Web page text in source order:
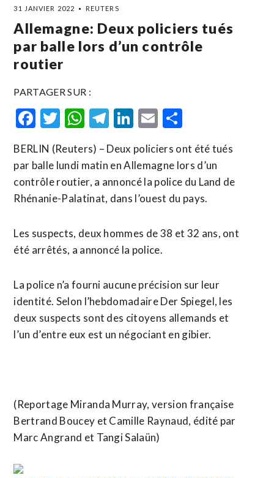
31 JANVIER 2022 REUTERS
Allemagne: Deux policiers tués
par balle lors d’un contrôle
routier
PARTAGER SUR :
Facebook
Twitter
WhatsApp
Telegram
LinkedIn
Email
BERLIN (Reuters) – Deux policiers ont été tués
par balle lundi matin en Allemagne lors d’un
contrôle routier, a annoncé la police du Land de
Rhénanie-Palatinat, dans l’ouest du pays.
Les suspects, deux hommes de 38 et 32 ans, ont
été arrêtés, a annoncé la police.
La police n’a fourni aucune précision sur leur
identité. Selon l’hebdomadaire Der Spiegel, les
deux suspects sont des citoyens allemands et
l’un d’entre eux est un négociant en gibier.
(Reportage Miranda Murray, version française
Bertrand Boucey et Camille Raynaud, édité par
Marc Angrand et Tangi Salaün)